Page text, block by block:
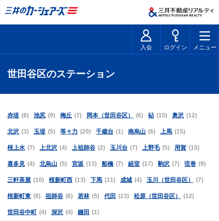
入会 ログイン メニュー
世田谷区のステーション
赤堤 (6) 池尻 (9) 梅丘 (7) 岡本（世田谷区） (6) 砧 (15) 奥沢 (12)
北沢 (3) 玉堤 (5) 等々力 (20) 千歳台 (1) 南烏山 (6) 上馬 (15)
桜上水 (7) 上北沢 (4) 上祖師谷 (2) 玉川台 (7) 上野毛 (5) 用賀 (15)
喜多見 (4) 北烏山 (5) 宮坂 (13) 船橋 (7) 経堂 (17) 駒沢 (7) 弦巻 (9)
三軒茶屋 (10) 桜新町西 (13) 下馬 (11) 成城 (4) 玉川（世田谷区） (7)
桜新町東 (9) 祖師谷 (6) 若林 (5) 代田 (23) 松原（世田谷区） (12)
世田谷中町 (4) 深沢 (4) 鎌田 (1)